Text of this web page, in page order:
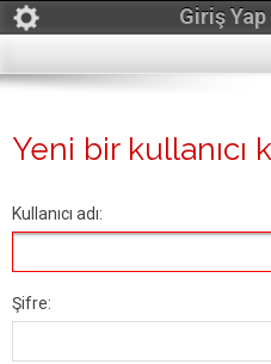
Giriş Yap
Yeni bir kullanıcı
Kullanıcı adı:
Şifre: